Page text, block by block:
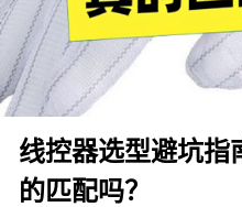
线控器选型避坑指
的匹配吗？